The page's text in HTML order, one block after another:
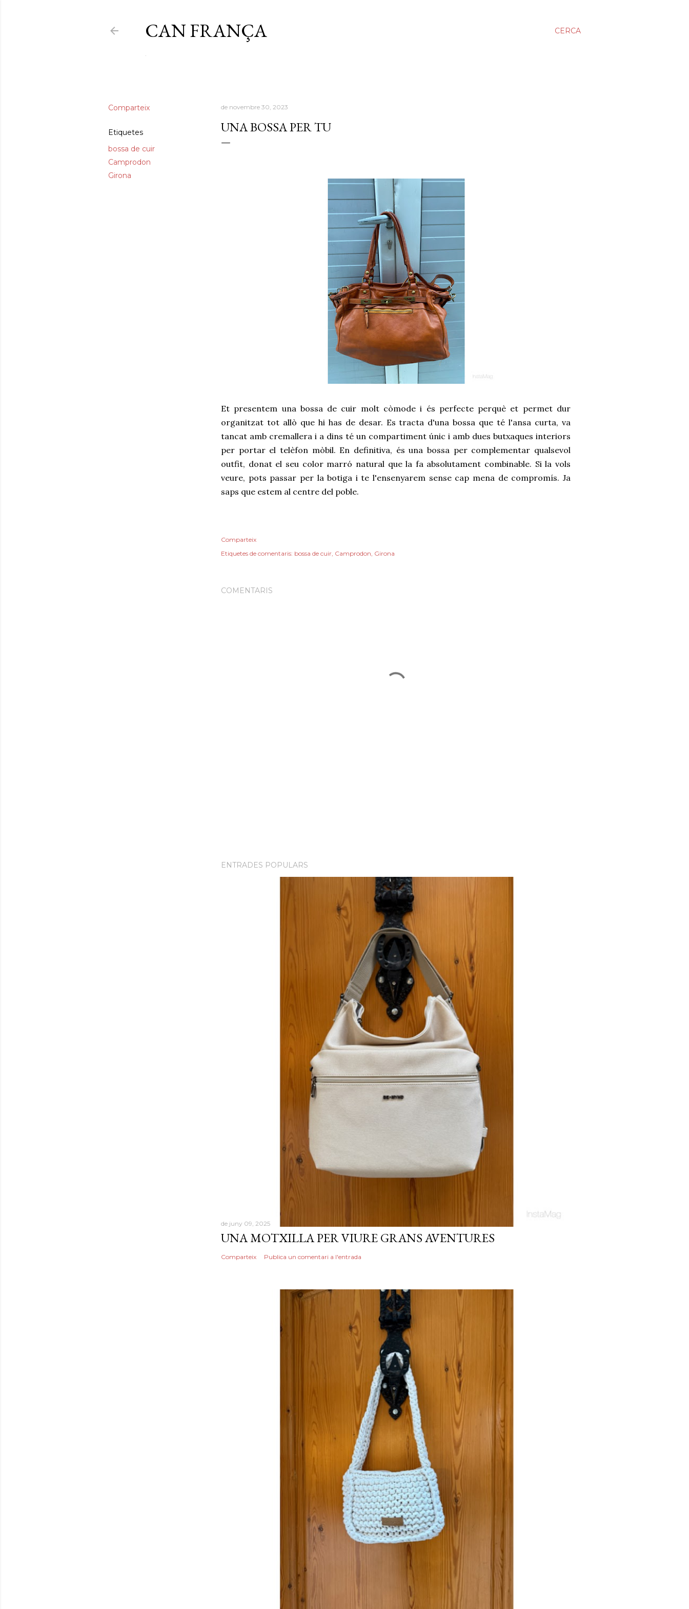
CERCA
CAN FRANÇA
.
Comparteix
Etiquetes
bossa de cuir
Camprodon
Girona
de novembre 30, 2023
UNA BOSSA PER TU
Et presentem una bossa de cuir molt còmode i és perfecte perquè et permet dur
organitzat tot allò que hi has de desar. Es tracta d'una bossa que té l'ansa curta, va
tancat amb cremallera i a dins té un compartiment únic i amb dues butxaques interiors
per portar el telèfon mòbil. En definitiva, és una bossa per complementar qualsevol
outfit, donat el seu color marró natural que la fa absolutament combinable. Si la vols
veure, pots passar per la botiga i te l'ensenyarem sense cap mena de compromís. Ja
saps que estem al centre del poble.
Comparteix
Etiquetes de comentaris: bossa de cuir Camprodon Girona
COMENTARIS
ENTRADES POPULARS
de juny 09, 2025
UNA MOTXILLA PER VIURE GRANS AVENTURES
Comparteix Publica un comentari a l'entrada